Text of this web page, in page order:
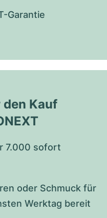
Garantie
Kauf
7.000 sofort
oder Schmuck für
Werktag bereit